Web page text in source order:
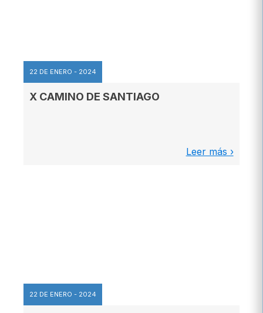
22 DE ENERO - 2024
X CAMINO DE SANTIAGO
Leer más ›
22 DE ENERO - 2024